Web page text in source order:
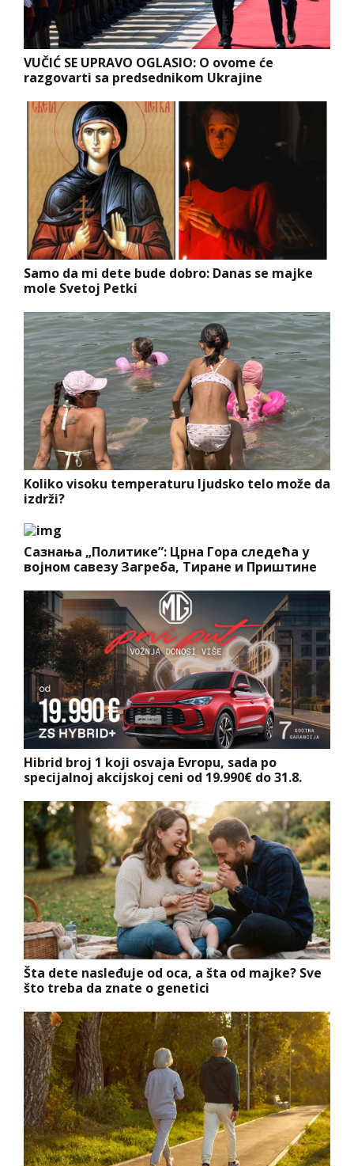
VUČIĆ SE UPRAVO OGLASIO: O ovome će
razgovarti sa predsednikom Ukrajine
Samo da mi dete bude dobro: Danas se majke
mole Svetoj Petki
Koliko visoku temperaturu ljudsko telo može da
izdrži?
Сазнања „Политике”: Црна Гора следећа у
војном савезу Загреба, Тиране и Приштине
Hibrid broj 1 koji osvaja Evropu, sada po
specijalnoj akcijskoj ceni od 19.990€ do 31.8.
Šta dete nasleđuje od oca, a šta od majke? Sve
što treba da znate o genetici